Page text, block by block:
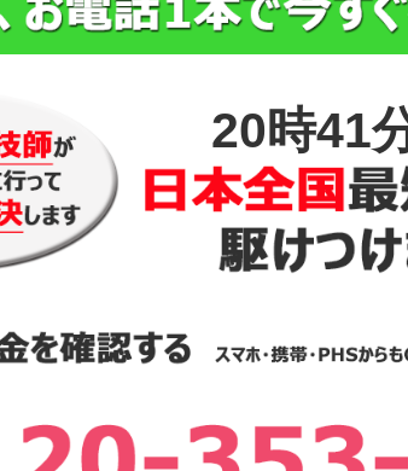
20時41